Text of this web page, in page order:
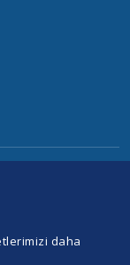
daha